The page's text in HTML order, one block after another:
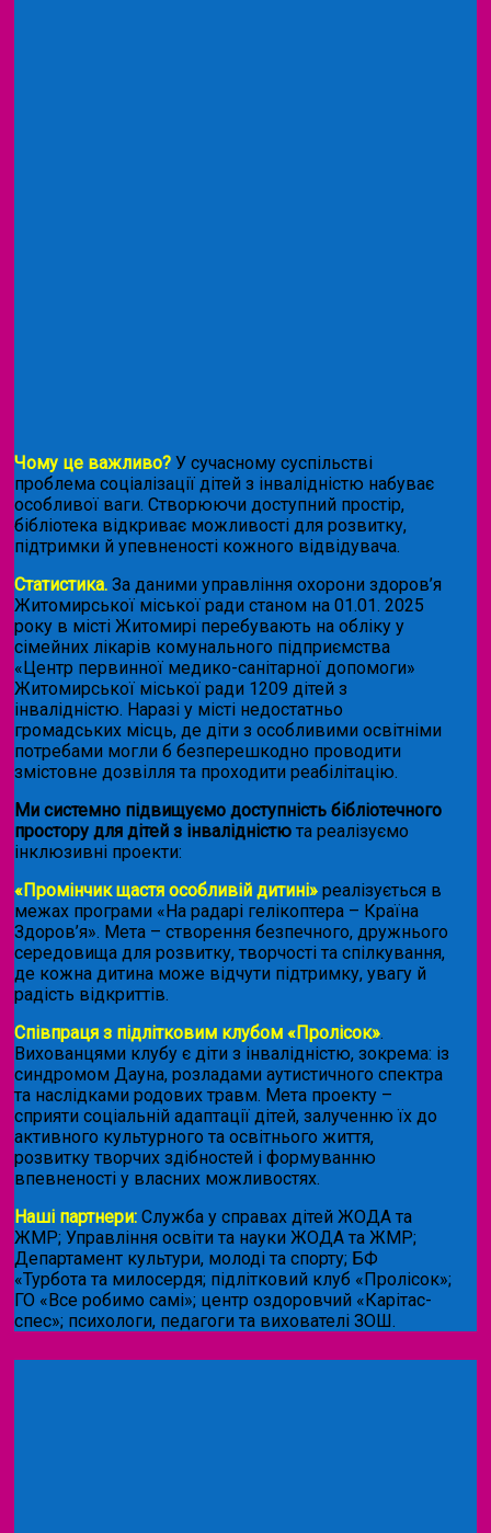
Чому це важливо? У сучасному суспільстві
проблема соціалізації дітей з інвалідністю набуває
особливої ваги. Створюючи доступний простір,
бібліотека відкриває можливості для розвитку,
підтримки й упевненості кожного відвідувача.
Статистика. За даними управління охорони здоров’я
Житомирської міської ради станом на 01.01. 2025
року в місті Житомирі перебувають на обліку у
сімейних лікарів комунального підприємства
«Центр первинної медико-санітарної допомоги»
Житомирської міської ради 1209 дітей з
інвалідністю. Наразі у місті недостатньо
громадських місць, де діти з особливими освітніми
потребами могли б безперешкодно проводити
змістовне дозвілля та проходити реабілітацію.
Ми системно підвищуємо доступність бібліотечного
простору для дітей з інвалідністю та реалізуємо
інклюзивні проекти:
«Промінчик щастя особливій дитині» реалізується в
межах програми «На радарі гелікоптера – Країна
Здоров’я». Мета – створення безпечного, дружнього
середовища для розвитку, творчості та спілкування,
де кожна дитина може відчути підтримку, увагу й
радість відкриттів.
Співпраця з підлітковим клубом «Пролісок».
Вихованцями клубу є діти з інвалідністю, зокрема: із
синдромом Дауна, розладами аутистичного спектра
та наслідками родових травм. Мета проекту –
сприяти соціальній адаптації дітей, залученню їх до
активного культурного та освітнього життя,
розвитку творчих здібностей і формуванню
впевненості у власних можливостях.
Наші партнери: Служба у справах дітей ЖОДА та
ЖМР; Управління освіти та науки ЖОДА та ЖМР;
Департамент культури, молоді та спорту; БФ
«Турбота та милосердя; підлітковий клуб «Пролісок»;
ГО «Все робимо самі»; центр оздоровчий «Карітас-
спес»; психологи, педагоги та вихователі ЗОШ.